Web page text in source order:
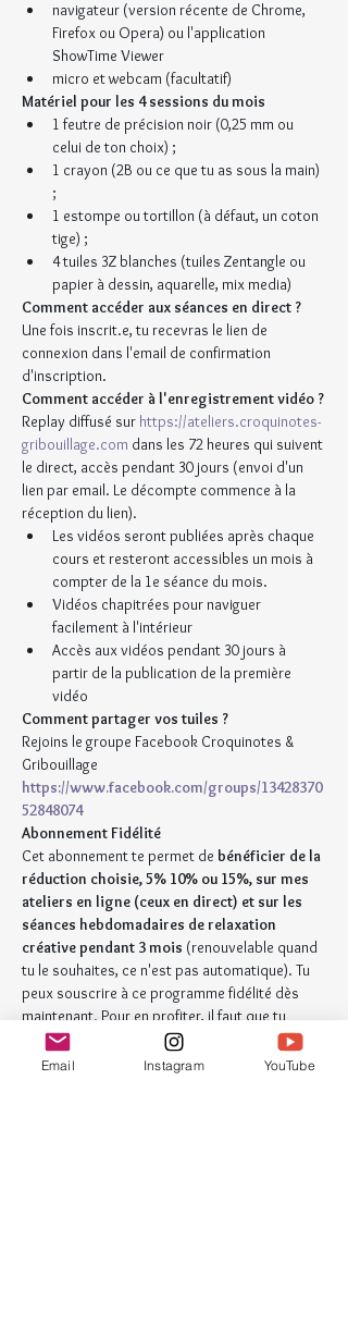
navigateur (version récente de Chrome,
Firefox ou Opera) ou l'application
ShowTime Viewer
micro et webcam (facultatif)
Matériel pour les 4 sessions du mois
1 feutre de précision noir (0,25 mm ou
celui de ton choix) ;
1 crayon (2B ou ce que tu as sous la main)
;
1 estompe ou tortillon (à défaut, un coton
tige) ;
4 tuiles 3Z blanches (tuiles Zentangle ou
papier à dessin, aquarelle, mix media)
Comment accéder aux séances en direct ?
Une fois inscrit.e, tu recevras le lien de
connexion dans l'email de confirmation
d'inscription.
Comment accéder à l'enregistrement vidéo ?
Replay diffusé sur https://ateliers.croquinotes-
gribouillage.com dans les 72 heures qui suivent
le direct, accès pendant 30 jours (envoi d'un
lien par email. Le décompte commence à la
réception du lien).
Les vidéos seront publiées après chaque
cours et resteront accessibles un mois à
compter de la 1e séance du mois.
Vidéos chapitrées pour naviguer
facilement à l'intérieur
Accès aux vidéos pendant 30 jours à
partir de la publication de la première
vidéo
Comment partager vos tuiles ?
Rejoins le groupe Facebook Croquinotes &
Gribouillage
https://www.facebook.com/groups/13428370
52848074
Abonnement Fidélité
Cet abonnement te permet de bénéficier de la
réduction choisie, 5% 10% ou 15%, sur mes
ateliers en ligne (ceux en direct) et sur les
séances hebdomadaires de relaxation
créative pendant 3 mois (renouvelable quand
tu le souhaites, ce n'est pas automatique). Tu
peux souscrire à ce programme fidélité dès
maintenant. Pour en profiter, il faut que tu
prennes l'abonnement proposé sur la page
d'inscription de cet atelier (rubrique "Offre
Email Instagram YouTube